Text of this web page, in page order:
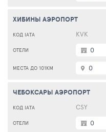
ХИБИНЫ АЭРОПОРТ
KVK
0
0
ЧЕБОКСАРЫ АЭРОПОРТ
CSY
0